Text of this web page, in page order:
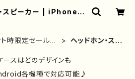
スピーカー | iPhoneケ
販｜雑貨屋アリうさ
時限定セール対
ヘッドホン・スピ
ースはどのデザインも
各機種で対応可能♪